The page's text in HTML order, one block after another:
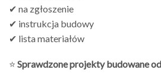
✔ na zgłoszenie
✔ instrukcja budowy
✔ lista materiałów
⭐ Sprawdzone projekty budowane